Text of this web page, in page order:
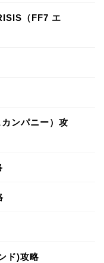
（FF7 エ
ンパニー）攻
ド)攻略